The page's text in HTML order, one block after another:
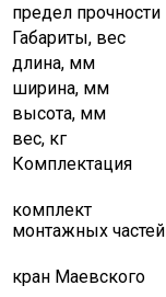
предел прочности
Габариты, вес
длина, мм
ширина, мм
высота, мм
вес, кг
Комплектация
комплект
монтажных частей
кран Маевского